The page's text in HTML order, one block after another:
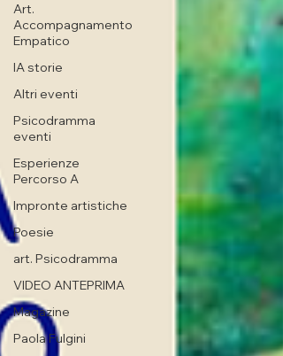
Art.
Accompagnamento
Empatico
IA storie
Altri eventi
Psicodramma
eventi
Esperienze
Percorso A
Impronte artistiche
Poesie
art. Psicodramma
VIDEO ANTEPRIMA
Magazine
Paola Fulgini